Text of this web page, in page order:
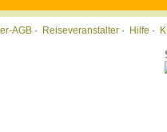
AGB · Reiseveranstalter · Hilfe ·